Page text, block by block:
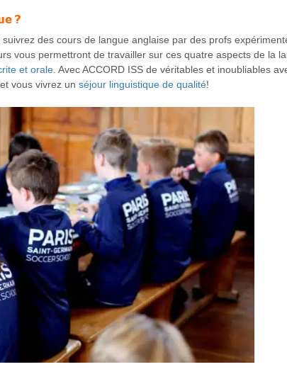
?
suivrez des cours de langue anglaise par des profs
vous permettront de travailler sur ces quatre aspects de la
et orale . Avec ACCORD ISS de véritables et inoubliables
vous vivrez un séjour linguistique de qualité!